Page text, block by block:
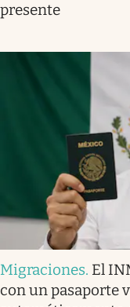
presente
Migraciones. El
con un pasaporte